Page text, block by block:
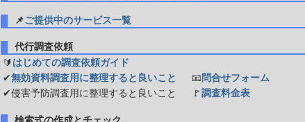
📌ご提供中のサービス一覧
代行調査依頼
🔰 はじめての調査依頼ガイド
✔無効資料調査用に整理すると良いこと 📧 問合せフォーム
✔侵害予防調査用に整理すると良いこと
🚩 調査料金表